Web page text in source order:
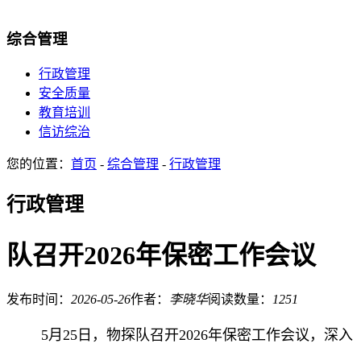
综合管理
行政管理
安全质量
教育培训
信访综治
您的位置： 首页 - 综合管理 - 行政管理
行政管理
队召开2026年保密工作会议
发布时间： 2026-05-26作者： 李晓华阅读数量： 1251
5月25日，物探队召开2026年保密工作会议，深入